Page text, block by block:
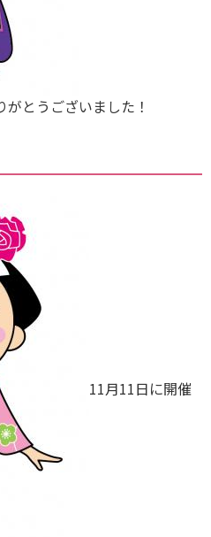
とうございました！
11月11日に開催